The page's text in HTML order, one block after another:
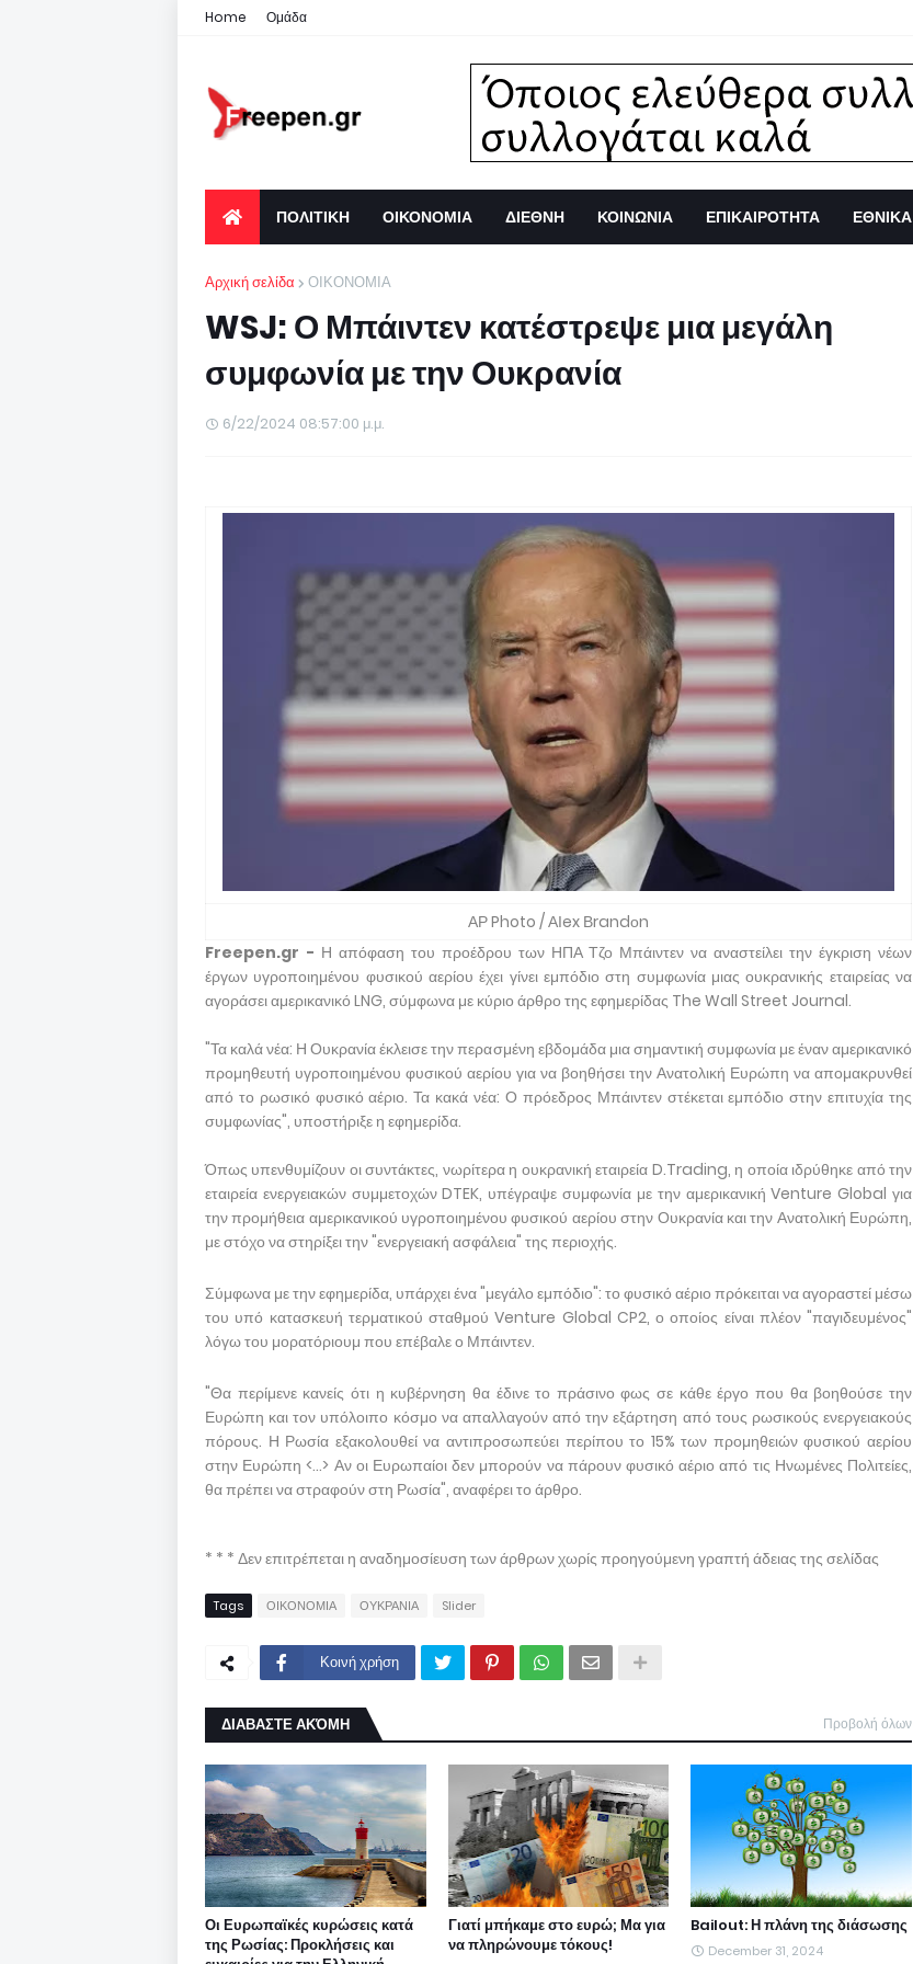
Home Ομάδα
ΠΟΛΙΤΙΚΗ ΟΙΚΟΝΟΜΙΑ ΔΙΕΘΝΗ ΚΟΙΝΩΝΙΑ ΕΠΙΚΑΙΡΟΤΗΤΑ ΕΘΝΙΚΑ
Αρχική σελίδα ΟΙΚΟΝΟΜΙΑ
WSJ: Ο Μπάιντεν κατέστρεψε μια μεγάλη
συμφωνία με την Ουκρανία
6/22/2024 08:57:00 μ.μ.
ΑΡ Photo / ΑΙex Βrandοn
Freepen.gr - Η απόφαση του προέδρου των ΗΠΑ Τζο Μπάιντεν να αναστείλει την έγκριση νέων
έργων υγροποιημένου φυσικού αερίου έχει γίνει εμπόδιο στη συμφωνία μιας ουκρανικής εταιρείας να
αγοράσει αμερικανικό LNG, σύμφωνα με κύριο άρθρο της εφημερίδας The Wall Street Journal.
"Τα καλά νέα: Η Ουκρανία έκλεισε την περασμένη εβδομάδα μια σημαντική συμφωνία με έναν αμερικανικό
προμηθευτή υγροποιημένου φυσικού αερίου για να βοηθήσει την Ανατολική Ευρώπη να απομακρυνθεί
από το ρωσικό φυσικό αέριο. Τα κακά νέα: Ο πρόεδρος Μπάιντεν στέκεται εμπόδιο στην επιτυχία της
συμφωνίας", υποστήριξε η εφημερίδα.
Όπως υπενθυμίζουν οι συντάκτες, νωρίτερα η ουκρανική εταιρεία D.Trading, η οποία ιδρύθηκε από την
εταιρεία ενεργειακών συμμετοχών DTEK, υπέγραψε συμφωνία με την αμερικανική Venture Global για
την προμήθεια αμερικανικού υγροποιημένου φυσικού αερίου στην Ουκρανία και την Ανατολική Ευρώπη,
με στόχο να στηρίξει την "ενεργειακή ασφάλεια" της περιοχής.
Σύμφωνα με την εφημερίδα, υπάρχει ένα "μεγάλο εμπόδιο": το φυσικό αέριο πρόκειται να αγοραστεί μέσω
του υπό κατασκευή τερματικού σταθμού Venture Global CP2, ο οποίος είναι πλέον "παγιδευμένος"
λόγω του μορατόριουμ που επέβαλε ο Μπάιντεν.
"Θα περίμενε κανείς ότι η κυβέρνηση θα έδινε το πράσινο φως σε κάθε έργο που θα βοηθούσε την
Ευρώπη και τον υπόλοιπο κόσμο να απαλλαγούν από την εξάρτηση από τους ρωσικούς ενεργειακούς
πόρους. Η Ρωσία εξακολουθεί να αντιπροσωπεύει περίπου το 15% των προμηθειών φυσικού αερίου
στην Ευρώπη <...> Αν οι Ευρωπαίοι δεν μπορούν να πάρουν φυσικό αέριο από τις Ηνωμένες Πολιτείες,
θα πρέπει να στραφούν στη Ρωσία", αναφέρει το άρθρο.
* * * Δεν επιτρέπεται η αναδημοσίευση των άρθρων χωρίς προηγούμενη γραπτή άδειας της σελίδας
Tags ΟΙΚΟΝΟΜΙΑ ΟΥΚΡΑΝΙΑ Slider
Κοινή χρήση
ΔΙΑΒΑΣΤΕ ΑΚΌΜΗ Προβολή όλων
Οι Ευρωπαϊκές κυρώσεις κατά
της Ρωσίας: Προκλήσεις και
Γιατί μπήκαμε στο ευρώ; Μα για
να πληρώνουμε τόκους!
Bailout: Η πλάνη της διάσωσης
December 31, 2024